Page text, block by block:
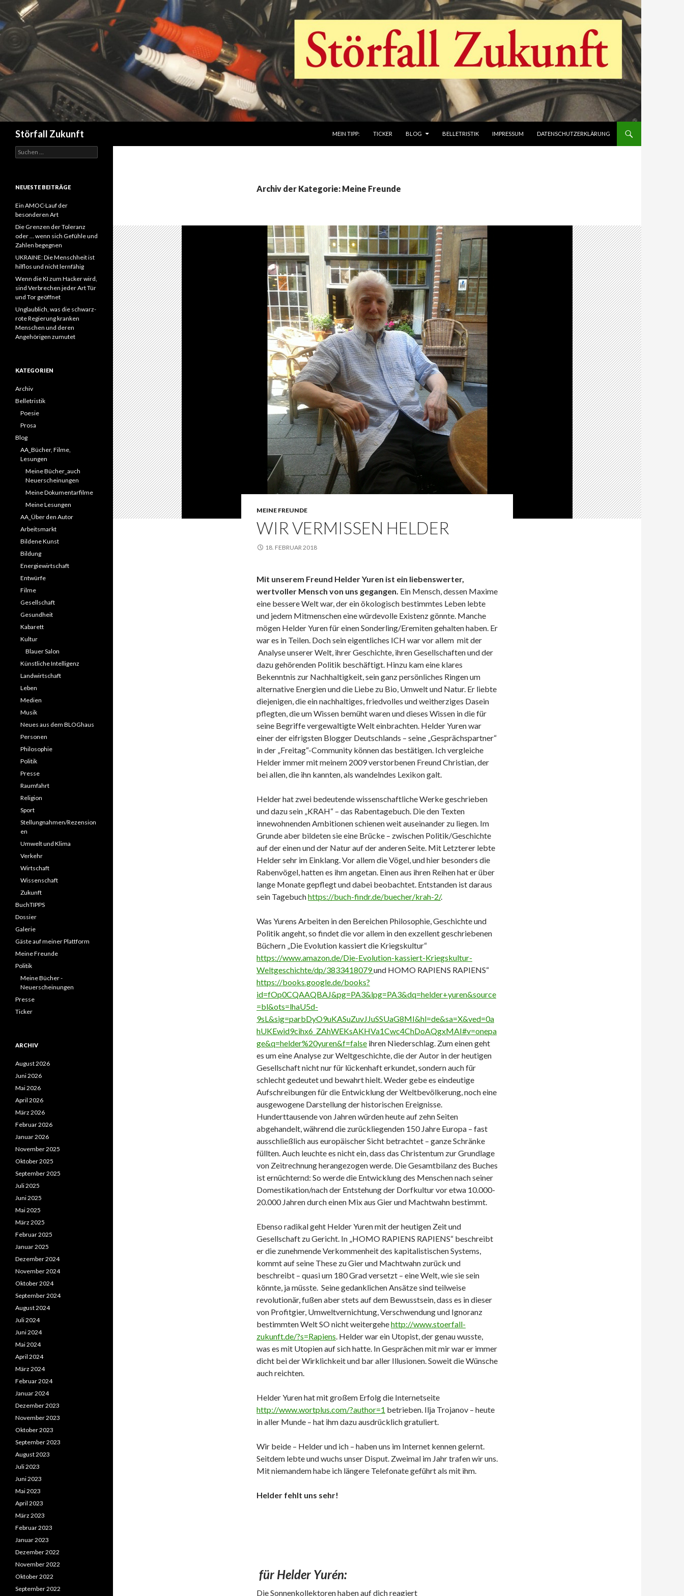
Störfall Zukunft
MEIN TIPP:
TICKER BLOG BELLETRISTIK IMPRESSUM DATENSCHUTZERKLÄRUNG
Archiv der Kategorie: Meine Freunde
MEINE FREUNDE
WIR VERMISSEN HELDER
18. FEBRUAR 2018
Mit unserem Freund Helder Yuren ist ein liebenswerter,
wertvoller Mensch von uns gegangen. Ein Mensch, dessen Maxime
eine bessere Welt war, der ein ökologisch bestimmtes Leben lebte
und jedem Mitmenschen eine würdevolle Existenz gönnte. Manche
mögen Helder Yuren für einen Sonderling/Eremiten gehalten haben. Er
war es in Teilen. Doch sein eigentliches ICH war vor allem mit der
Analyse unserer Welt, ihrer Geschichte, ihren Gesellschaften und der
dazu gehörenden Politik beschäftigt. Hinzu kam eine klares
Bekenntnis zur Nachhaltigkeit, sein ganz persönliches Ringen um
alternative Energien und die Liebe zu Bio, Umwelt und Natur. Er liebte
diejenigen, die ein nachhaltiges, friedvolles und weitherziges Dasein
pflegten, die um Wissen bemüht waren und dieses Wissen in die für
seine Begriffe vergewaltigte Welt einbrachten. Helder Yuren war
einer der eifrigsten Blogger Deutschlands – seine „Gesprächspartner“
in der „Freitag“-Community können das bestätigen. Ich vergleiche
Helder immer mit meinem 2009 verstorbenen Freund Christian, der
bei allen, die ihn kannten, als wandelndes Lexikon galt.
Helder hat zwei bedeutende wissenschaftliche Werke geschrieben
und dazu sein „KRAH“ – das Rabentagebuch. Die den Texten
innewohnenden Ambitionen schienen weit auseinander zu liegen. Im
Grunde aber bildeten sie eine Brücke – zwischen Politik/Geschichte
auf der einen und der Natur auf der anderen Seite. Mit Letzterer lebte
Helder sehr im Einklang. Vor allem die Vögel, und hier besonders die
Rabenvögel, hatten es ihm angetan. Einen aus ihren Reihen hat er über
lange Monate gepflegt und dabei beobachtet. Entstanden ist daraus
sein Tagebuchhttps://buch-findr.de/buecher/krah-2/.
Was Yurens Arbeiten in den Bereichen Philosophie, Geschichte und
Politik angeht, so findet die vor allem in den exzellent geschriebenen
Büchern „Die Evolution kassiert die Kriegskultur“
https://www.amazon.de/Die-Evolution-kassiert-Kriegskultur-
Weltgeschichte/dp/3833418079und HOMO RAPIENS RAPIENS“
https://books.google.de/books?
id=fOp0CQAAQBAJ&pg=PA3&lpg=PA3&dq=helder+yuren&source
=bl&ots=lhaU5d-
9sL&sig=parbDyO9uKASuZuvJJuSSUaG8MI&hl=de&sa=X&ved=0a
hUKEwid9cihx6_ZAhWEKsAKHVa1Cwc4ChDoAQgxMAI#v=onepa
ge&q=helder%20yuren&f=false ihren Niederschlag. Zum einen geht
es um eine Analyse zur Weltgeschichte, die der Autor in der heutigen
Gesellschaft nicht nur für lückenhaft erkundet, sondern auch für
schlecht gedeutet und bewahrt hielt. Weder gebe es eindeutige
Aufschreibungen für die Entwicklung der Weltbevölkerung, noch eine
ausgewogene Darstellung der historischen Ereignisse.
Hunderttausende von Jahren würden heute auf zehn Seiten
abgehandelt, während die zurückliegenden 150 Jahre Europa – fast
ausschließlich aus europäischer Sicht betrachtet – ganze Schränke
füllten. Auch leuchte es nicht ein, dass das Christentum zur Grundlage
von Zeitrechnung herangezogen werde. Die Gesamtbilanz des Buches
ist ernüchternd: So werde die Entwicklung des Menschen nach seiner
Domestikation/nach der Entstehung der Dorfkultur vor etwa 10.000-
20.000 Jahren durch einen Mix aus Gier und Machtwahn bestimmt.
Ebenso radikal geht Helder Yuren mit der heutigen Zeit und
Gesellschaft zu Gericht. In „HOMO RAPIENS RAPIENS“ beschreibt
er die zunehmende Verkommenheit des kapitalistischen Systems,
kommt auf seine These zu Gier und Machtwahn zurück und
beschreibt – quasi um 180 Grad versetzt – eine Welt, wie sie sein
könnte, ja müsste. Seine gedanklichen Ansätze sind teilweise
revolutionär, fußen aber stets auf dem Bewusstsein, dass es in dieser
von Profitgier, Umweltvernichtung, Verschwendung und Ignoranz
bestimmten Welt SO nicht weitergehehttp://www.stoerfall-
zukunft.de/?s=Rapiens. Helder war ein Utopist, der genau wusste,
was es mit Utopien auf sich hatte. In Gesprächen mit mir war er immer
dicht bei der Wirklichkeit und bar aller Illusionen. Soweit die Wünsche
auch reichten.
Helder Yuren hat mit großem Erfolg die Internetseite
http://www.wortplus.com/?author=1 betrieben. Ilja Trojanov – heute
in aller Munde – hat ihm dazu ausdrücklich gratuliert.
Wir beide – Helder und ich – haben uns im Internet kennen gelernt.
Seitdem lebte und wuchs unser Disput. Zweimal im Jahr trafen wir uns.
Mit niemandem habe ich längere Telefonate geführt als mit ihm.
Helder fehlt uns sehr!
für Helder Yurén:
Die Sonnenkollektoren haben auf dich reagiert
Suchen
nach:
NEUESTE BEITRÄGE
Ein AMOC-Lauf der
besonderen Art
Die Grenzen der Toleranz
oder … wenn sich Gefühle und
Zahlen begegnen
UKRAINE: Die Menschheit ist
hilflos und nicht lernfähig
Wenn die KI zum Hacker wird,
sind Verbrechen jeder Art Tür
und Tor geöffnet
Unglaublich, was die schwarz-
rote Regierung kranken
Menschen und deren
Angehörigen zumutet
KATEGORIEN
Archiv
Belletristik
Poesie
Prosa
Blog
AA_Bücher, Filme,
Lesungen
Meine Bücher_auch
Neuerscheinungen
Meine Dokumentarfilme
Meine Lesungen
AA_Über den Autor
Arbeitsmarkt
Bildene Kunst
Bildung
Energiewirtschaft
Entwürfe
Filme
Gesellschaft
Gesundheit
Kabarett
Kultur
Blauer Salon
Künstliche Intelligenz
Landwirtschaft
Leben
Medien
Musik
Neues aus dem BLOGhaus
Personen
Philosophie
Politik
Presse
Raumfahrt
Religion
Sport
Stellungnahmen/Rezension
en
Umwelt und Klima
Verkehr
Wirtschaft
Wissenschaft
Zukunft
BuchTIPPS
Dossier
Galerie
Gäste auf meiner Plattform
Meine Freunde
Politik
Meine Bücher -
Neuerscheinungen
Presse
Ticker
ARCHIV
August 2026
Juni 2026
Mai 2026
April 2026
März 2026
Februar 2026
Januar 2026
November 2025
Oktober 2025
September 2025
Juli 2025
Juni 2025
Mai 2025
März 2025
Februar 2025
Januar 2025
Dezember 2024
November 2024
Oktober 2024
September 2024
August 2024
Juli 2024
Juni 2024
Mai 2024
April 2024
März 2024
Februar 2024
Januar 2024
Dezember 2023
November 2023
Oktober 2023
September 2023
August 2023
Juli 2023
Juni 2023
Mai 2023
April 2023
März 2023
Februar 2023
Januar 2023
Dezember 2022
November 2022
Oktober 2022
September 2022